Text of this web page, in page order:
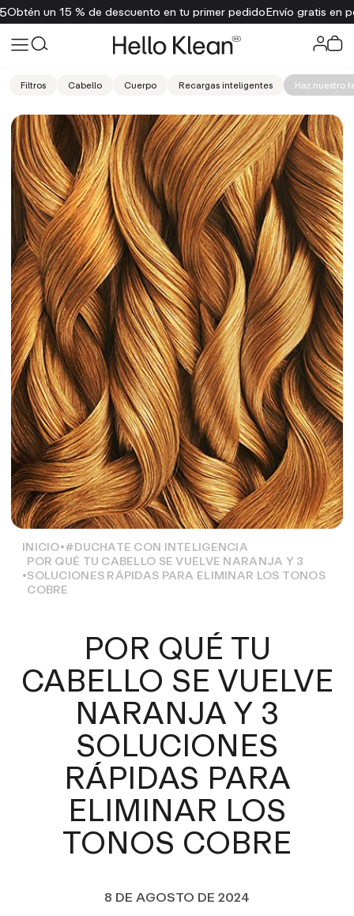
un 15 % de descuento en tu primer pedidoEnvío gratis en
Filtros Cabello Cuerpo Recargas inteligentes Haz nuestro
INICIO #DUCHATE CON INTELIGENCIA
POR QUÉ TU CABELLO SE VUELVE NARANJA Y 3
SOLUCIONES RÁPIDAS PARA ELIMINAR LOS TONOS
COBRE
POR QUÉ TU
CABELLO SE VUELVE
NARANJA Y 3
SOLUCIONES
RÁPIDAS PARA
ELIMINAR LOS
TONOS COBRE
8 DE AGOSTO DE 2024